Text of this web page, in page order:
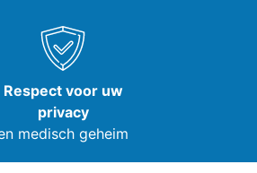
Respect voor uw
privacy
medisch geheim